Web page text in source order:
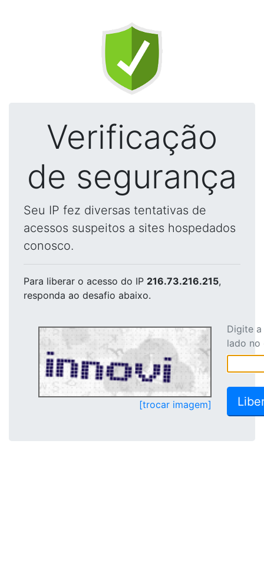
Verificação
de segurança
Seu IP fez diversas tentativas de
acessos suspeitos a sites hospedados
conosco.
Para liberar o acesso do IP 216.73.216.215,
responda ao desafio abaixo.
[trocar imagem]
Digite
lado no